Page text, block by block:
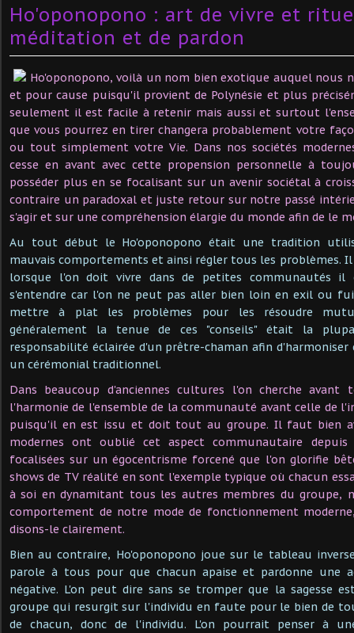
Ho'oponopono : art de vivre et
méditation et de pardon
Ho'oponopono, voilà un nom bien exotique auquel nous
et pour cause puisqu'il provient de Polynésie et plus
seulement il est facile à retenir mais aussi et surtout
que vous pourrez en tirer changera probablement votre
ou tout simplement votre Vie. Dans nos sociétés
cesse en avant avec cette propension personnelle à
posséder plus en se focalisant sur un avenir sociétal à
contraire un paradoxal et juste retour sur notre passé
s'agir et sur une compréhension élargie du monde afin de le
Au tout début le Ho'oponopono était une tradition
mauvais comportements et ainsi régler tous les problèmes.
lorsque l'on doit vivre dans de petites communautés il
s'entendre car l'on ne peut pas aller bien loin en exil ou
mettre à plat les problèmes pour les résoudre
généralement la tenue de ces "conseils" était la
responsabilité éclairée d'un prêtre-chaman afin
un cérémonial traditionnel.
Dans beaucoup d'anciennes cultures l'on cherche
l'harmonie de l'ensemble de la communauté avant celle de
puisqu'il en est issu et doit tout au groupe. Il faut bien
modernes ont oublié cet aspect communautaire
focalisées sur un égocentrisme forcené que l'on glorifie
shows de TV réalité en sont l'exemple typique où chacun
à soi en dynamitant tous les autres membres du groupe,
comportement de notre mode de fonctionnement
disons-le clairement.
Bien au contraire, Ho'oponopono joue sur le tableau
parole à tous pour que chacun apaise et pardonne une
négative. L'on peut dire sans se tromper que la sagesse
groupe qui resurgit sur l'individu en faute pour le bien de
de chacun, donc de l'individu. L'on pourrait penser à